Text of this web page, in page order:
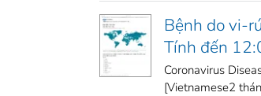
Bệnh do vi-
Tính đến
Coronavirus
[Vietnamese2